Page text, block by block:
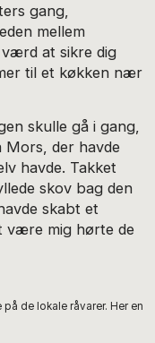
gang,
mellem
at sikre dig
til et køkken nær
skulle gå i gang,
der havde
havde. Takket
skov bag den
skabt et
være mig hørte de
de lokale råvarer. Her en